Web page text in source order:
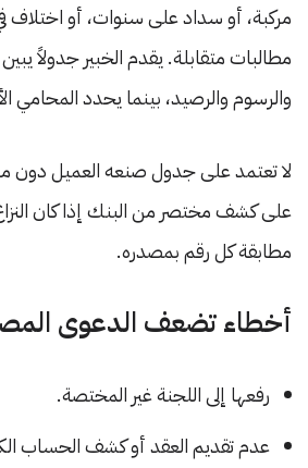
مركبة، أو سداد على سنوات، أو اختلاف
مطالبات متقابلة. يقدم الخبير جدولاً
والرسوم والرصيد، بينما يحدد المحامي
لا تعتمد على جدول صنعه العميل دون
على كشف مختصر من البنك إذا كان
مطابقة كل رقم بمصدره.
أخطاء تضعف الدعوى
رفعها إلى اللجنة غير المختصة.
عدم تقديم العقد أو كشف الحساب